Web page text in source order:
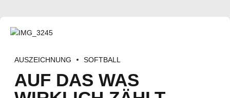
AUSZEICHNUNG SOFTBALL
AUF DAS WAS